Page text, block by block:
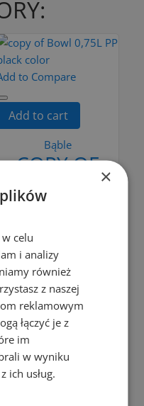
to Compare
Add to cart
Bąble
COPY OF
BOWL 0,75L
PP BLACK
COLOR
zł2.79
Add to cart
to Compare
Add to cart
×
celu
i analizy
również
z naszej
reklamowym
łączyć je z
im
w wyniku
ich usług.